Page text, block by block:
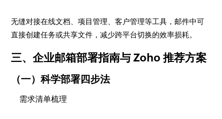
无缝对接在线文档、项目管理、客户管理等工具，邮件中可
直接创建任务或共享文件，减少跨平台切换的效率损耗。
三、企业邮箱部署指南与 Zoho 推荐方案
（一）科学部署四步法
需求清单梳理